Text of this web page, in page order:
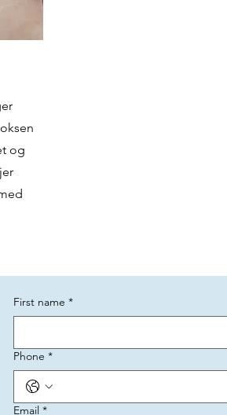
og
First name *
Phone *
Email *